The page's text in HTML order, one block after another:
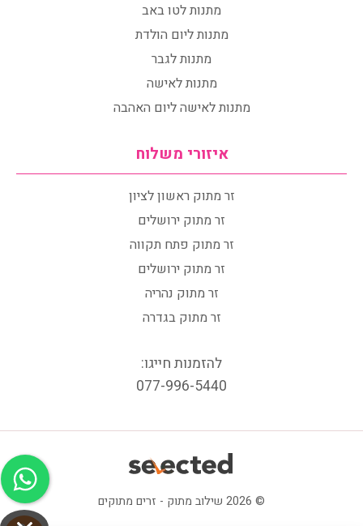
מתנות לטו באב
מתנות ליום הולדת
מתנות לגבר
מתנות לאישה
מתנות לאישה ליום האהבה
איזורי משלוח
זר מתוק ראשון לציון
זר מתוק ירושלים
זר מתוק פתח תקווה
זר מתוק ירושלים
זר מתוק נהריה
זר מתוק בגדרה
להזמנות חייגו:
077-996-5440
© 2026 שילוב מתוק - זרים מתוקים